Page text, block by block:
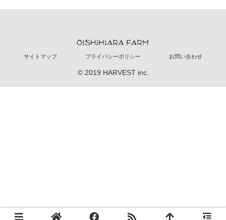
サイトマップ プライバシーポリシー お問い合わせ
© 2019 HARVEST inc.